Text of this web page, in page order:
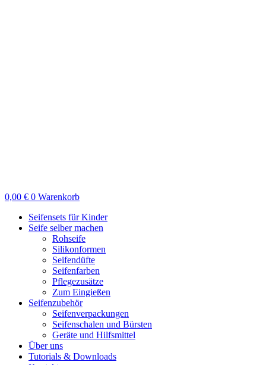
0,00 € 0 Warenkorb
Seifensets für Kinder
Seife selber machen
Rohseife
Silikonformen
Seifendüfte
Seifenfarben
Pflegezusätze
Zum Eingießen
Seifenzubehör
Seifenverpackungen
Seifenschalen und Bürsten
Geräte und Hilfsmittel
Über uns
Tutorials & Downloads